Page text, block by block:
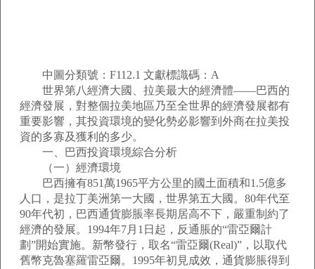
中圖分類號：F112.1 文獻標識碼：A
世界第八經濟大國、拉美最大的經濟體——巴西的
經濟發展，對整個拉美地區乃至全世界的經濟發展都有
重要影響，其投資環境的變化勢必影響到外商在拉美投
資的多寡及獲利的多少。
一、巴西投資環境綜合分析
（一）經濟環境
巴西擁有851萬1965平方公里的國土面積和1.5億多
人口，是拉丁美洲第一大國，世界第五大國。80年代至
90年代初，巴西通貨膨脹率長期居高不下，嚴重制約了
經濟的發展。1994年7月1日起，反通脹的“雷亞爾計
劃”開始實施。新幣發行，取名“雷亞爾(Real)”，以取代
舊幣克魯塞羅雷亞爾。1995年初見成效，通貨膨脹得到